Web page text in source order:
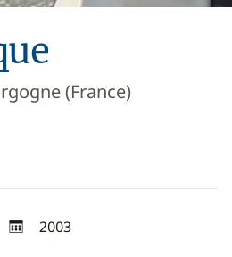
(France)
2003
année